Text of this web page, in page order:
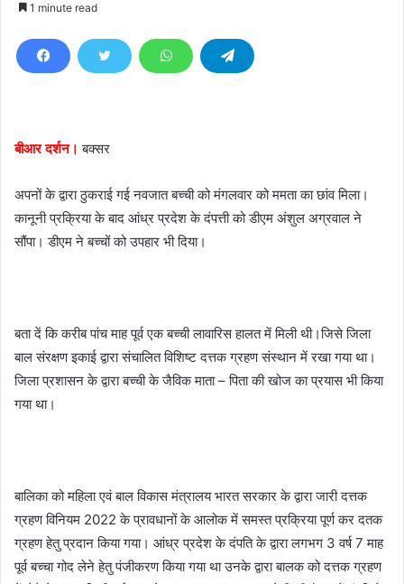
d
l
1 minute read
बीआर दर्शन। बक्सर
अपनों के द्वारा ठुकराई गई नवजात बच्ची को मंगलवार को ममता का छांव मिला।
कानूनी प्रक्रिया के बाद आंध्र प्रदेश के दंपत्ती को डीएम अंशुल अग्रवाल ने
सौंपा। डीएम ने बच्चों को उपहार भी दिया।
बता दें कि करीब पांच माह पूर्व एक बच्ची लावारिस हालत में मिली थी।जिसे जिला
बाल संरक्षण इकाई द्वारा संचालित विशिष्ट दत्तक ग्रहण संस्थान में रखा गया था।
जिला प्रशासन के द्वारा बच्ची के जैविक माता – पिता की खोज का प्रयास भी किया
गया था।
बालिका को महिला एवं बाल विकास मंत्रालय भारत सरकार के द्वारा जारी दत्तक
ग्रहण विनियम 2022 के प्रावधानों के आलोक में समस्त प्रक्रिया पूर्ण कर दतक
ग्रहण हेतु प्रदान किया गया। आंध्र प्रदेश के दंपति के द्वारा लगभग 3 वर्ष 7 माह
पूर्व बच्चा गोद लेने हेतु पंजीकरण किया गया था उनके द्वारा बालक को दत्तक ग्रहण